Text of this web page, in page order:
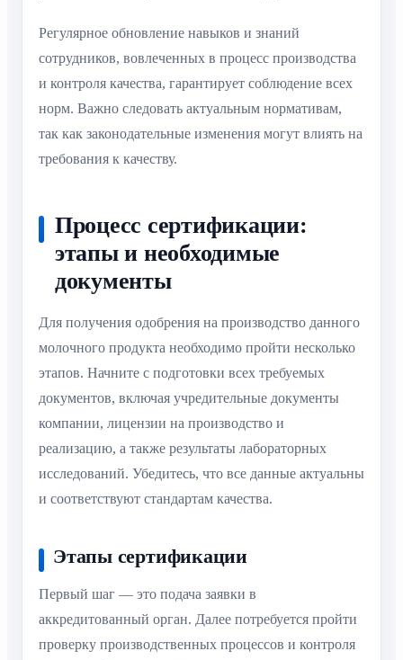
Регулярное обновление навыков и знаний
сотрудников, вовлеченных в процесс производства
и контроля качества, гарантирует соблюдение всех
норм. Важно следовать актуальным нормативам,
так как законодательные изменения могут влиять на
требования к качеству.
Процесс сертификации:
этапы и необходимые
документы
Для получения одобрения на производство данного
молочного продукта необходимо пройти несколько
этапов. Начните с подготовки всех требуемых
документов, включая учредительные документы
компании, лицензии на производство и
реализацию, а также результаты лабораторных
исследований. Убедитесь, что все данные актуальны
и соответствуют стандартам качества.
Этапы сертификации
Первый шаг — это подача заявки в
аккредитованный орган. Далее потребуется пройти
проверку производственных процессов и контроля